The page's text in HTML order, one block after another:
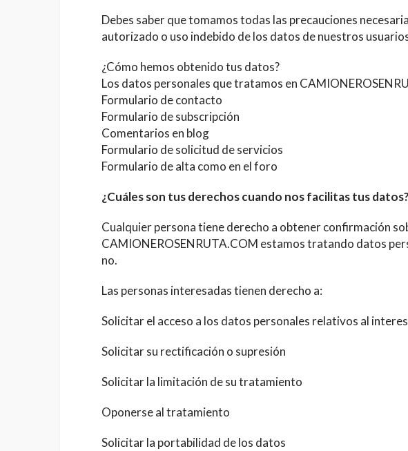
Debes saber que tomamos todas las precauciones
autorizado o uso indebido de los datos de nuestros
¿Cómo hemos obtenido tus datos?
Los datos personales que tratamos en
Formulario de contacto
Formulario de subscripción
Comentarios en blog
Formulario de solicitud de servicios
Formulario de alta como en el foro
¿Cuáles son tus derechos cuando nos facilitas tus datos?
Cualquier persona tiene derecho a obtener confirmación
CAMIONEROSENRUTA.COM estamos tratando datos
no.
Las personas interesadas tienen derecho a:
Solicitar el acceso a los datos personales relativos al
Solicitar su rectificación o supresión
Solicitar la limitación de su tratamiento
Oponerse al tratamiento
Solicitar la portabilidad de los datos
TECNOLOGÍA
El vehículo industrial
Scania G 410 GNL